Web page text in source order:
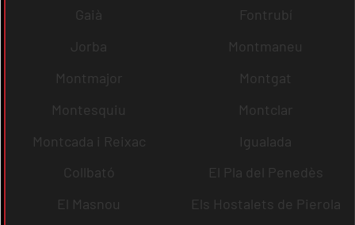
Gaià
Fontrubí
Jorba
Montmaneu
Montmajor
Montgat
Montesquiu
Montclar
Montcada i Reixac
Igualada
Collbató
El Pla del Penedès
El Masnou
Els Hostalets de Pierola